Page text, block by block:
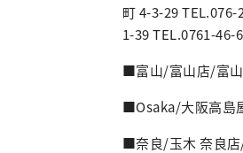
町 4-3-29
1-39 TEL.0761-
■富山/富山店/富山
■Osaka/大阪高島
■奈良/玉木 奈良店